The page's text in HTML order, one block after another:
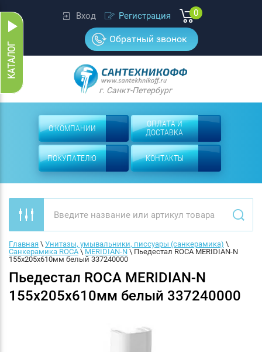
Вход Регистрация 0
Обратный звонок
г. Санкт-Петербург
О КОМПАНИИ
ОПЛАТА И
ДОСТАВКА
ПОКУПАТЕЛЮ КОНТАКТЫ
Главная \ Унитазы, умывальники, писсуары (санкерамика)
Санкерамика ROCA \ MERIDIAN-N \ Пьедестал ROCA MERIDIAN-N
155x205x610мм белый 337240000
Пьедестал ROCA MERIDIAN-N
155x205x610мм белый 337240000